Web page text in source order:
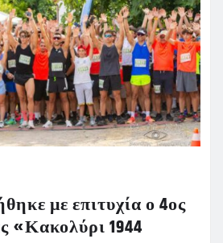
με επιτυχία ο 4ος
«Κακολύρι 1944